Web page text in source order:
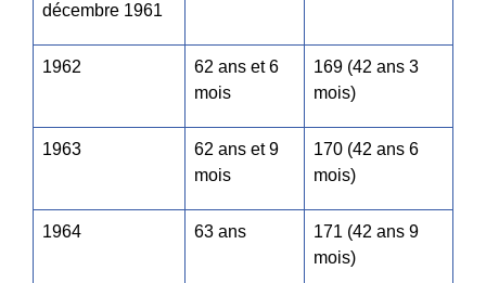
décembre 1961
1962
62 ans et 6
mois
169 (42 ans 3
mois)
1963
62 ans et 9
mois
170 (42 ans 6
mois)
1964 63 ans
171 (42 ans 9
mois)